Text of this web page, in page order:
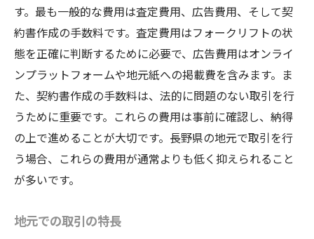
す。最も一般的な費用は査定費用、広告費用、そして契
約書作成の手数料です。査定費用はフォークリフトの状
態を正確に判断するために必要で、広告費用はオンライ
ンプラットフォームや地元紙への掲載費を含みます。ま
た、契約書作成の手数料は、法的に問題のない取引を行
うために重要です。これらの費用は事前に確認し、納得
の上で進めることが大切です。長野県の地元で取引を行
う場合、これらの費用が通常よりも低く抑えられること
が多いです。
地元での取引の特長